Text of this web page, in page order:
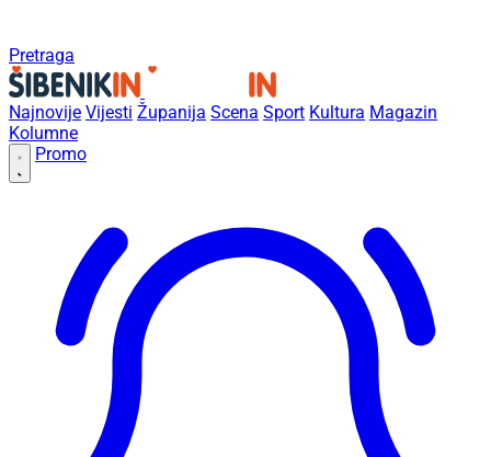
Pretraga
Najnovije Vijesti Županija Scena Sport Kultura Magazin
Kolumne
Promo